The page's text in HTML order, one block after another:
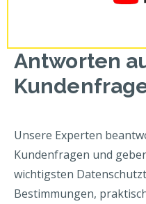
Antworten
Unsere Experten
Kundenfragen und
wichtigsten
Bestimmungen,